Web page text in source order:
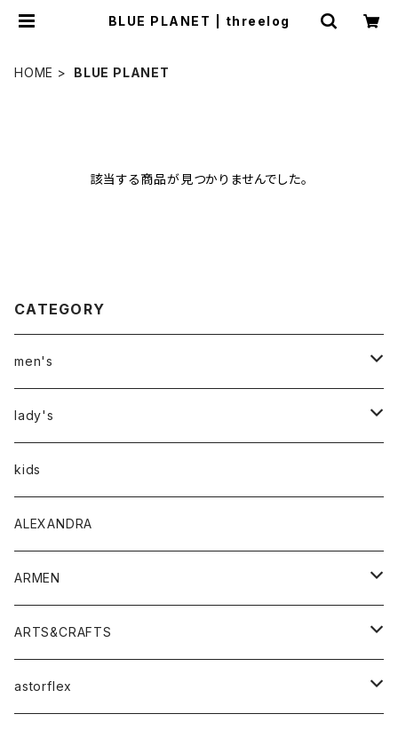
BLUE PLANET | threelog
HOME BLUE PLANET
該当する商品が見つかりませんでした。
CATEGORY
men's
アウター
トップス
Tシャツ
シャツ
ボトムス
lady's
アウター
トップス
Tシャツ・カットソー
シャツ・ブラウス
ボトムス
パンツ
スカート
ワンピース・オールインワン
バッグ
kids
ALEXANDRA
ARMEN
アウター
コート
トップス
ARTS&CRAFTS
アクセサリー
astorflex